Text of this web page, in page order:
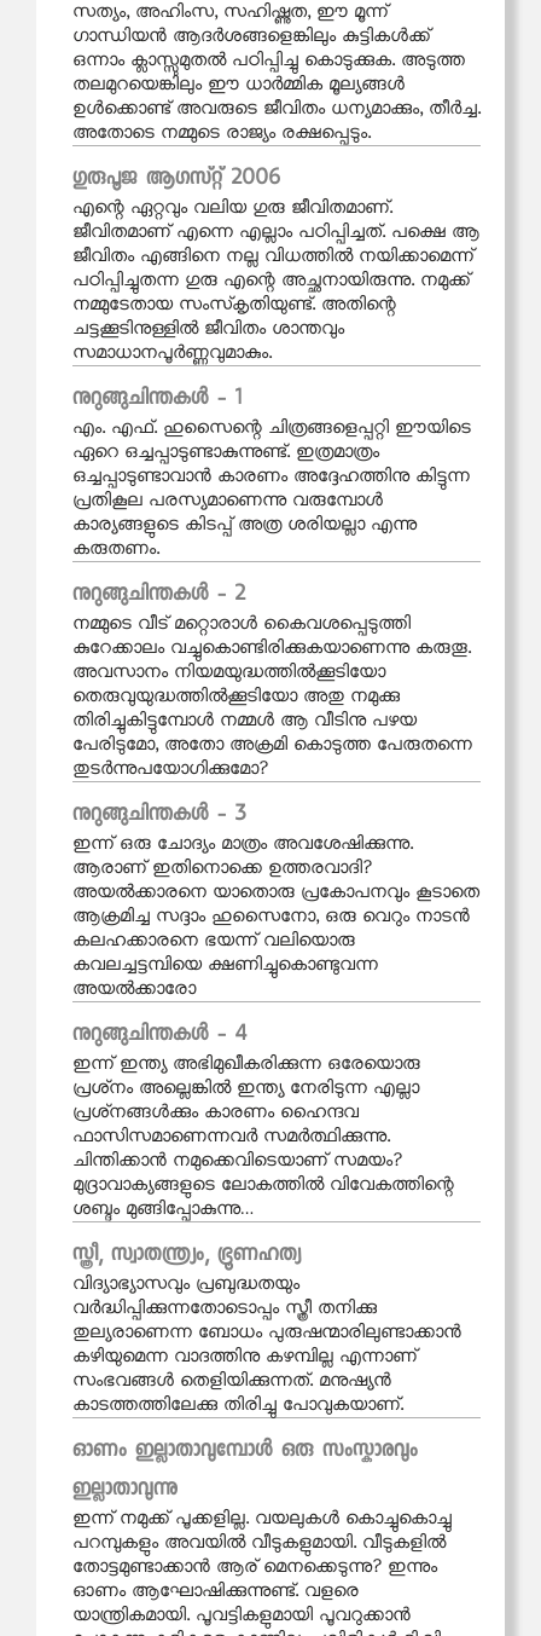
സത്യം, അഹിംസ, സഹിഷ്ണുത, ഈ മൂന്ന്
ഗാന്ധിയൻ ആദർശങ്ങളെങ്കിലും കുട്ടികൾക്ക്
ഒന്നാം ക്ലാസ്സുമുതൽ പഠിപ്പിച്ചു കൊടുക്കുക. അടുത്ത
തലമുറയെങ്കിലും ഈ ധാർമ്മിക മൂല്യങ്ങൾ
ഉൾക്കൊണ്ട് അവരുടെ ജീവിതം ധന്യമാക്കും, തീർച്ച.
അതോടെ നമ്മുടെ രാജ്യം രക്ഷപ്പെടും.
ഗുരുപൂജ ആഗസ്റ്റ് 2006
എന്റെ ഏറ്റവും വലിയ ഗുരു ജീവിതമാണ്.
ജീവിതമാണ് എന്നെ എല്ലാം പഠിപ്പിച്ചത്. പക്ഷെ ആ
ജീവിതം എങ്ങിനെ നല്ല വിധത്തിൽ നയിക്കാമെന്ന്
പഠിപ്പിച്ചുതന്ന ഗുരു എന്റെ അച്ഛനായിരുന്നു. നമുക്ക്
നമ്മുടേതായ സംസ്‌കൃതിയുണ്ട്. അതിന്റെ
ചട്ടക്കൂടിനുള്ളിൽ ജീവിതം ശാന്തവും
സമാധാനപൂർണ്ണവുമാകും.
നുറുങ്ങുചിന്തകള്‍ - 1
എം. എഫ്. ഹുസൈന്റെ ചിത്രങ്ങളെപ്പറ്റി ഈയിടെ
ഏറെ ഒച്ചപ്പാടുണ്ടാകുന്നുണ്ട്. ഇത്രമാത്രം
ഒച്ചപ്പാടുണ്ടാവാൻ കാരണം അദ്ദേഹത്തിനു കിട്ടുന്ന
പ്രതികൂല പരസ്യമാണെന്നു വരുമ്പോൾ
കാര്യങ്ങളുടെ കിടപ്പ് അത്ര ശരിയല്ലാ എന്നു
കരുതണം.
നുറുങ്ങുചിന്തകള്‍ - 2
നമ്മുടെ വീട് മറ്റൊരാൾ കൈവശപ്പെടുത്തി
കുറേക്കാലം വച്ചുകൊണ്ടിരിക്കുകയാണെന്നു കരുതൂ.
അവസാനം നിയമയുദ്ധത്തിൽക്കൂടിയോ
തെരുവുയുദ്ധത്തിൽക്കൂടിയോ അതു നമുക്കു
തിരിച്ചുകിട്ടുമ്പോള്‍ നമ്മൾ ആ വീടിനു പഴയ
പേരിടുമോ, അതോ അക്രമി കൊടുത്ത പേരുതന്നെ
തുടർന്നുപയോഗിക്കുമോ?
നുറുങ്ങുചിന്തകള്‍ - 3
ഇന്ന് ഒരു ചോദ്യം മാത്രം അവശേഷിക്കുന്നു.
ആരാണ് ഇതിനൊക്കെ ഉത്തരവാദി?
അയൽക്കാരനെ യാതൊരു പ്രകോപനവും കൂടാതെ
ആക്രമിച്ച സദ്ദാം ഹുസൈനോ, ഒരു വെറും നാടൻ
കലഹക്കാരനെ ഭയന്ന് വലിയൊരു
കവലച്ചട്ടമ്പിയെ ക്ഷണിച്ചുകൊണ്ടുവന്ന
അയൽക്കാരോ
നുറുങ്ങുചിന്തകള്‍ - 4
ഇന്ന് ഇന്ത്യ അഭിമുഖീകരിക്കുന്ന ഒരേയൊരു
പ്രശ്‌നം അല്ലെങ്കിൽ ഇന്ത്യ നേരിടുന്ന എല്ലാ
പ്രശ്‌നങ്ങൾക്കും കാരണം ഹൈന്ദവ
ഫാസിസമാണെന്നവർ സമർത്ഥിക്കുന്നു.
ചിന്തിക്കാൻ നമുക്കെവിടെയാണ് സമയം?
മുദ്രാവാക്യങ്ങളുടെ ലോകത്തിൽ വിവേകത്തിന്റെ
ശബ്ദം മുങ്ങിപ്പോകുന്നു…
സ്ത്രീ, സ്വാതന്ത്ര്യം, ഭ്രൂണഹത്യ
വിദ്യാഭ്യാസവും പ്രബുദ്ധതയും
വർദ്ധിപ്പിക്കുന്നതോടൊപ്പം സ്ത്രീ തനിക്കു
തുല്യരാണെന്ന ബോധം പുരുഷന്മാരിലുണ്ടാക്കാൻ
കഴിയുമെന്ന വാദത്തിനു കഴമ്പില്ല എന്നാണ്
സംഭവങ്ങൾ തെളിയിക്കുന്നത്. മനുഷ്യൻ
കാടത്തത്തിലേക്കു തിരിച്ചു പോവുകയാണ്.
ഓണം ഇല്ലാതാവുമ്പോള്‍ ഒരു സംസ്കാരവും
ഇല്ലാതാവുന്നു
ഇന്ന് നമുക്ക് പൂക്കളില്ല. വയലുകൾ കൊച്ചുകൊച്ചു
പറമ്പുകളും അവയിൽ വീടുകളുമായി. വീടുകളിൽ
തോട്ടമുണ്ടാക്കാൻ ആര് മെനക്കെടുന്നു? ഇന്നും
ഓണം ആഘോഷിക്കുന്നുണ്ട്. വളരെ
യാന്ത്രികമായി. പൂവട്ടികളുമായി പൂവറുക്കാൻ